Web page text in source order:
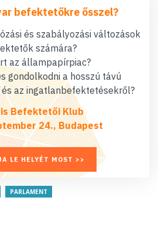
befektetőkre ősszel?
és szabályozási változások
számára?
az állampapírpiac?
gondolkodni a hosszú távú
az ingatlanbefektetésekről?
Befektetői Klub
24., Budapest
LE HELYÉT MOST >>
PARLAMENT